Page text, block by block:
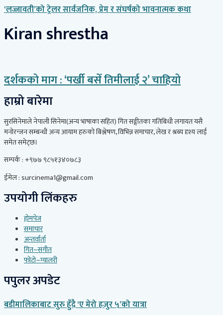
‘लज्जावती’को ट्रेलर सार्वजनिक, प्रेम र संघर्षको भावनात्मक कथा
Kiran shrestha
दर्शकको माग : ‘पर्खी बसेँ तिमीलाई २’ चाहियो
हाम्रो बारेमा
सुरसिनेमाले नेपाली सिनेमा(अन्य भाषाका सहित) गित सङ्गीतका गतिबिधी लगायत यसै
मनोरन्जन सम्बन्धी अन्य आयाम हरुको बिश्लेषण, विभिन्न समाचार, लेख र श्रब्य दृश्य लाई
समेत समेट्छ।
सम्पर्क : +९७७ ९८५१३४०७८३
ईमेल : surcinema1@gmail.com
उपयोगी लिंकहरु
होमपेज
समाचार
अन्तर्वार्ता
गित~संगीत
फोटो~ग्यालरी
पपुलर अपडेट
बडीमालिकाबाट सुरु हुँदै ‘ए मेरो हजुर ५’को यात्रा